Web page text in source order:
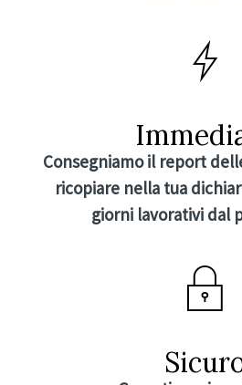
Consegniamo il report
ricopiare nella tua
giorni lavorativi dal